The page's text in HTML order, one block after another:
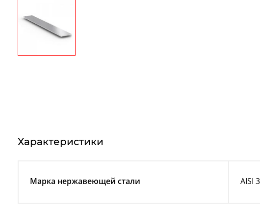
Характеристики
Марка нержавеющей стали AISI